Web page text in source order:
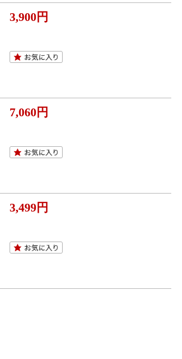
3,900円
7,060円
3,499円